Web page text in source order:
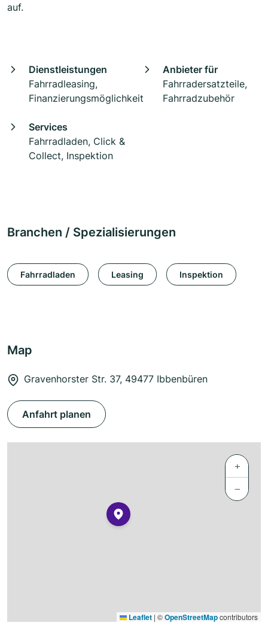
auf.
Dienstleistungen
Fahrradleasing,
Finanzierungsmöglichkeit
Anbieter für
Fahrradersatzteile,
Fahrradzubehör
Services
Fahrradladen, Click &
Collect, Inspektion
Branchen / Spezialisierungen
Fahrradladen Leasing Inspektion
Map
Gravenhorster Str. 37, 49477 Ibbenbüren
Anfahrt planen
+
−
Leaflet | ©OpenStreetMapcontributors